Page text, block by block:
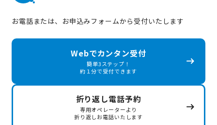
お電話または、お申込みフォームから受付いたします
Webでカンタン受付
簡単3ステップ！
約１分で受付できます
折り返し電話予約
専用オペレーターより
折り返しお電話いたします